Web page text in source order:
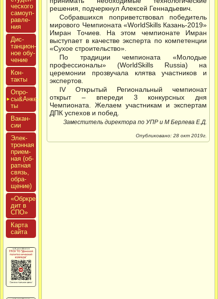
ческо­го
са­мо­уп­
равле­
ния
Дис­
танци­он­
ное обу­
чение
Кон­
такты
Опро­
сы&Анке­
ты
Вакан­
сии
Элек­
трон­ная
при­ем­
ная (об­
ратная
связь,
об­ра­
щение)
«Обркре­
дит в
СПО»
Кар­та
сай­та
решения, подчеркнул Алексей Геннадьевич.
Собравшихся поприветствовал победитель
мирового Чемпионата «WorldSkills Казань-2019»
Имран Точиев. На этом чемпионате Имран
выступает в качестве эксперта по компетенции
«Сухое строительство».
По традиции чемпионата «Молодые
профессионалы» (WorldSkills Russia) на
церемонии прозвучала клятва участников и
экспертов.
IV Открытый Региональный чемпионат
открыт – впереди 3 конкурсных дня
Чемпионата. Желаем участникам и экспертам
ДПК успехов и побед.
Заместитель директора по УПР и М Берлева Е.Д.
Опубликовано: 28 окт 2019г.